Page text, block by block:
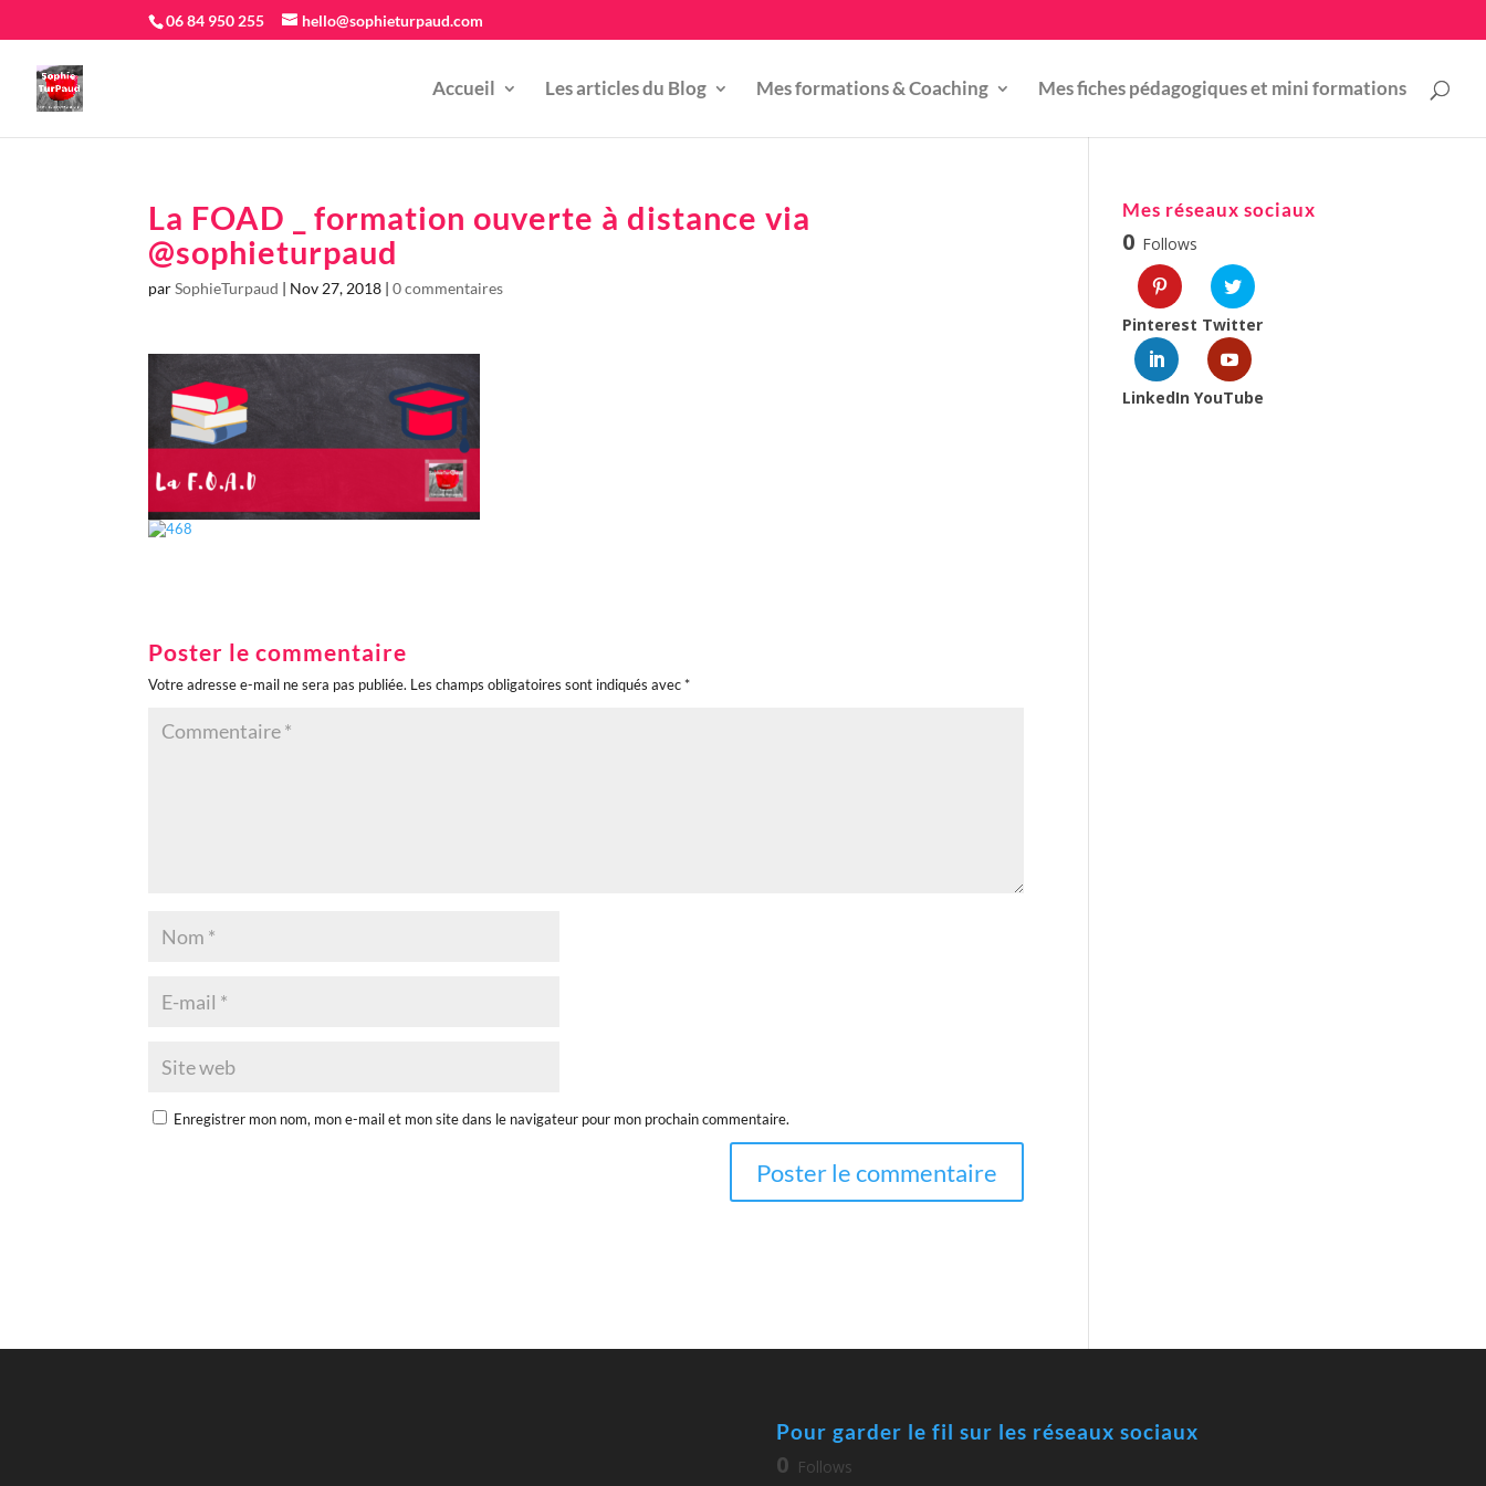
06 84 950 255 hello@sophieturpaud.com
Accueil Les articles du Blog Mes formations & Coaching Mes fiches pédagogiques et mini formations
La FOAD _ formation ouverte à distance via
@sophieturpaud
parSophieTurpaud | Nov 27, 2018 |0 commentaires
Poster le commentaire
Votre adresse e-mail ne sera pas publiée. Les champs obligatoires sont indiqués avec*
Enregistrer mon nom, mon e-mail et mon site dans le navigateur pour mon prochain commentaire.
Mes réseaux sociaux
0 Follows
Pinterest Twitter
LinkedIn YouTube
Pour garder le fil sur les réseaux sociaux
0 Follows